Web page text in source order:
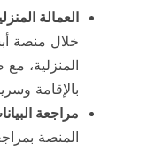
العمالة
خلال منصة
المنزلية،
بالإقامة
مراجعة
المنصة